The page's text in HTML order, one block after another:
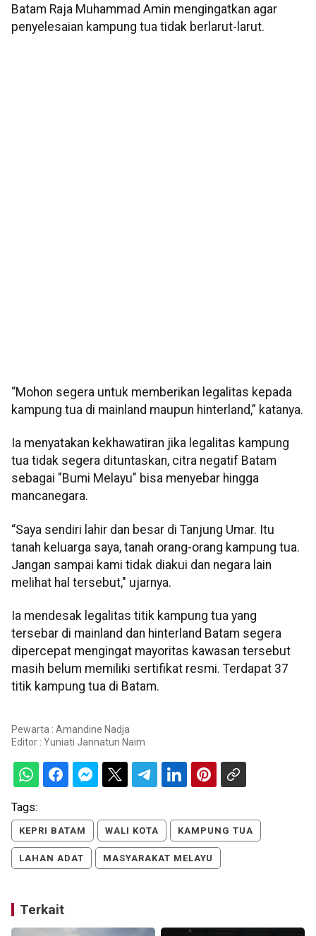
Batam Raja Muhammad Amin mengingatkan agar
penyelesaian kampung tua tidak berlarut-larut.
“Mohon segera untuk memberikan legalitas kepada
kampung tua di mainland maupun hinterland,” katanya.
Ia menyatakan kekhawatiran jika legalitas kampung
tua tidak segera dituntaskan, citra negatif Batam
sebagai "Bumi Melayu" bisa menyebar hingga
mancanegara.
“Saya sendiri lahir dan besar di Tanjung Umar. Itu
tanah keluarga saya, tanah orang-orang kampung tua.
Jangan sampai kami tidak diakui dan negara lain
melihat hal tersebut," ujarnya.
Ia mendesak legalitas titik kampung tua yang
tersebar di mainland dan hinterland Batam segera
dipercepat mengingat mayoritas kawasan tersebut
masih belum memiliki sertifikat resmi. Terdapat 37
titik kampung tua di Batam.
Pewarta : Amandine Nadja
Editor : Yuniati Jannatun Naim
Tags:
KEPRI BATAM WALI KOTA KAMPUNG TUA
LAHAN ADAT MASYARAKAT MELAYU
Terkait